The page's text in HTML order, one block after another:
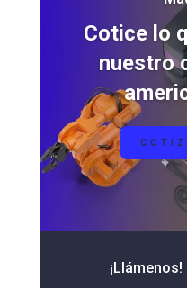
Cotice lo
nuestro
¡Llámenos!